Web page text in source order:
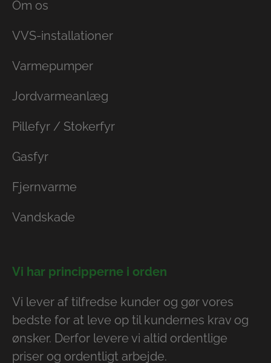
Om os
VVS-installationer
Varmepumper
Jordvarmeanlæg
Pillefyr / Stokerfyr
Gasfyr
Fjernvarme
Vandskade
Vi har principperne i orden
Vi lever af tilfredse kunder og gør vores
bedste for at leve op til kundernes krav og
ønsker. Derfor levere vi altid ordentlige
priser og ordentligt arbejde.